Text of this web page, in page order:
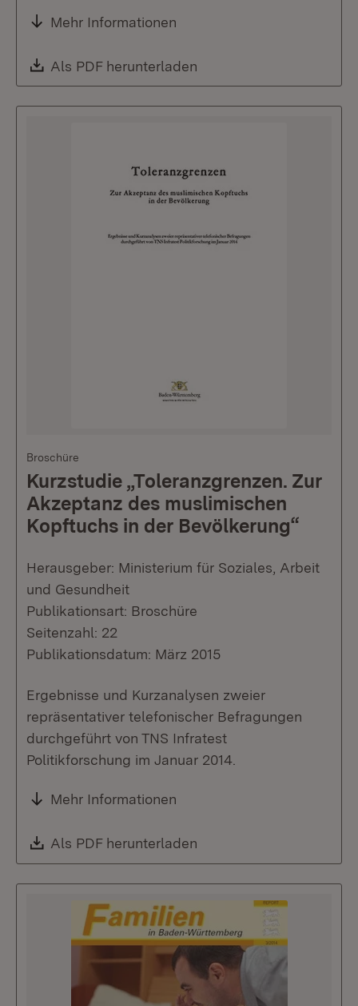
Mehr Informationen
Download:
Als PDF herunterladen
Broschüre
Kurzstudie „Toleranzgrenzen. Zur
Akzeptanz des muslimischen
Kopftuchs in der Bevölkerung“
Herausgeber: Ministerium für Soziales, Arbeit
und Gesundheit
Publikationsart: Broschüre
Seitenzahl: 22
Publikationsdatum: März 2015
Ergebnisse und Kurzanalysen zweier
repräsentativer telefonischer Befragungen
durchgeführt von TNS Infratest
Politikforschung im Januar 2014.
Mehr Informationen
Download:
Als PDF herunterladen